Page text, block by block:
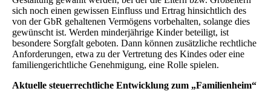
sich noch einen gewissen Einfluss und Ertrag hinsichtlich des
von der GbR gehaltenen Vermögens vorbehalten, solange dies
gewünscht ist. Werden minderjährige Kinder beteiligt, ist
besondere Sorgfalt geboten. Dann können zusätzliche rechtliche
Anforderungen, etwa zu der Vertretung des Kindes oder eine
familiengerichtliche Genehmigung, eine Rolle spielen.
Aktuelle steuerrechtliche Entwicklung zum „Familienheim“